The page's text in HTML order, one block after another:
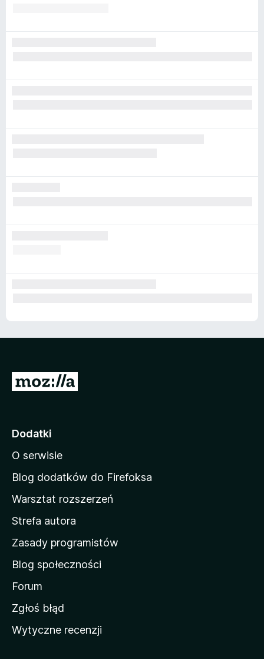
S
o
a
d
m
o
w
M
o
z
l
Dodatki
O serwisie
Blog dodatków do Firefoksa
Warsztat rozszerzeń
Strefa autora
Zasady programistów
Blog społeczności
Forum
Zgłoś błąd
Wytyczne recenzji